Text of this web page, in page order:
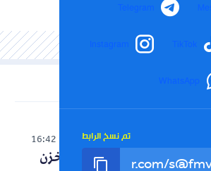
Telegram
Instagram
07-08-2026
16:42
صدمة لنظام المخزن
هل